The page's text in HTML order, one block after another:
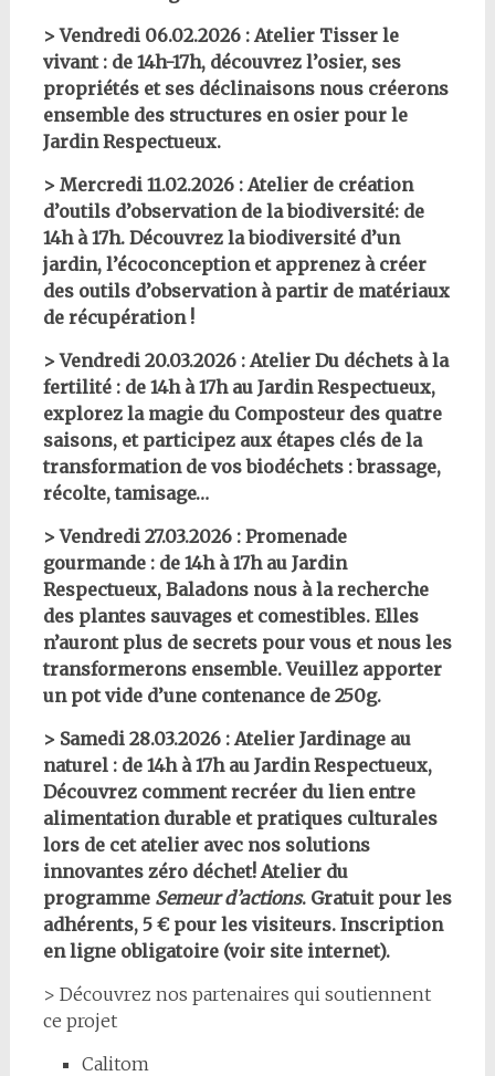
> Vendredi 06.02.2026 : Atelier Tisser le
vivant : de 14h-17h, découvrez l’osier, ses
propriétés et ses déclinaisons nous créerons
ensemble des structures en osier pour le
Jardin Respectueux.
> Mercredi 11.02.2026 : Atelier de création
d’outils d’observation de la biodiversité: de
14h à 17h. Découvrez la biodiversité d’un
jardin, l’écoconception et apprenez à créer
des outils d’observation à partir de matériaux
de récupération !
> Vendredi 20.03.2026 : Atelier Du déchets à la
fertilité : de 14h à 17h au Jardin Respectueux,
explorez la magie du Composteur des quatre
saisons, et participez aux étapes clés de la
transformation de vos biodéchets : brassage,
récolte, tamisage…
> Vendredi 27.03.2026 : Promenade
gourmande : de 14h à 17h au Jardin
Respectueux, Baladons nous à la recherche
des plantes sauvages et comestibles. Elles
n’auront plus de secrets pour vous et nous les
transformerons ensemble. Veuillez apporter
un pot vide d’une contenance de 250g.
> Samedi28.03.2026 : Atelier Jardinage au
naturel : de 14h à 17h au Jardin Respectueux,
Découvrez comment recréer du lien entre
alimentation durable et pratiques culturales
lors de cet atelier avec nos solutions
innovantes zéro déchet! Atelier du
programme Semeur d’actions. Gratuit pour les
adhérents, 5 € pour les visiteurs. Inscription
en ligne obligatoire (voir site internet).
> Découvrez nos partenaires qui soutiennent
ce projet
Calitom